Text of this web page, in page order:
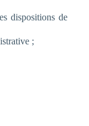
dispositions de
;